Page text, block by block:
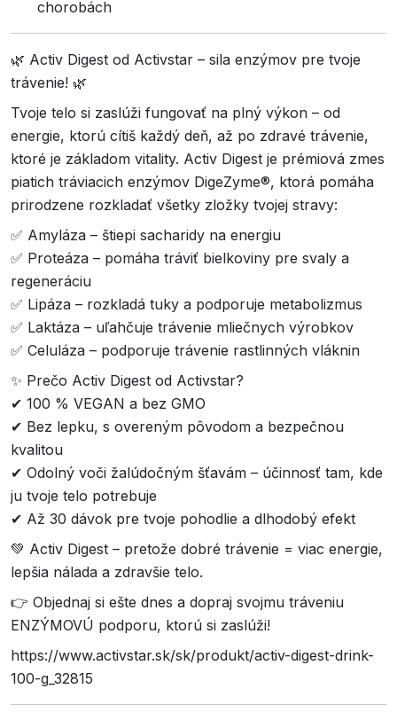
chorobách
🌿 Activ Digest od Activstar – sila enzýmov pre tvoje
trávenie! 🌿
Tvoje telo si zaslúži fungovať na plný výkon – od
energie, ktorú cítiš každý deň, až po zdravé trávenie,
ktoré je základom vitality. Activ Digest je prémiová zmes
piatich tráviacich enzýmov DigeZyme®, ktorá pomáha
prirodzene rozkladať všetky zložky tvojej stravy:
✅ Amyláza – štiepi sacharidy na energiu
✅ Proteáza – pomáha tráviť bielkoviny pre svaly a
regeneráciu
✅ Lipáza – rozkladá tuky a podporuje metabolizmus
✅ Laktáza – uľahčuje trávenie mliečnych výrobkov
✅ Celuláza – podporuje trávenie rastlinných vláknin
✨ Prečo Activ Digest od Activstar?
✔ 100 % VEGAN a bez GMO
✔ Bez lepku, s overeným pôvodom a bezpečnou
kvalitou
✔ Odolný voči žalúdočným šťavám – účinnosť tam, kde
ju tvoje telo potrebuje
✔ Až 30 dávok pre tvoje pohodlie a dlhodobý efekt
💚 Activ Digest – pretože dobré trávenie = viac energie,
lepšia nálada a zdravšie telo.
👉 Objednaj si ešte dnes a dopraj svojmu tráveniu
ENZÝMOVÚ podporu, ktorú si zaslúži!
https://www.activstar.sk/sk/produkt/activ-digest-drink-
100-g_32815